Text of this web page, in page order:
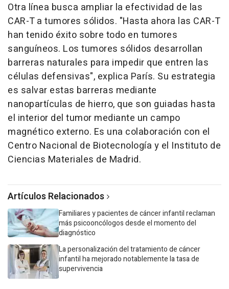
Otra línea busca ampliar la efectividad de las
CAR-T a tumores sólidos. "Hasta ahora las CAR-T
han tenido éxito sobre todo en tumores
sanguíneos. Los tumores sólidos desarrollan
barreras naturales para impedir que entren las
células defensivas", explica París. Su estrategia
es salvar estas barreras mediante
nanopartículas de hierro, que son guiadas hasta
el interior del tumor mediante un campo
magnético externo. Es una colaboración con el
Centro Nacional de Biotecnología y el Instituto de
Ciencias Materiales de Madrid.
Artículos Relacionados
Familiares y pacientes de cáncer infantil reclaman
más psicooncólogos desde el momento del
diagnóstico
La personalización del tratamiento de cáncer
infantil ha mejorado notablemente la tasa de
supervivencia